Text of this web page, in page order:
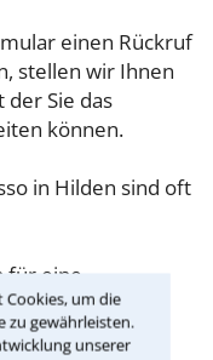
um die
zu gewährleisten.
unserer
einen Rückruf
stellen wir Ihnen
der Sie das
können.
in Hilden sind oft
für eine
des
geregelt. Die